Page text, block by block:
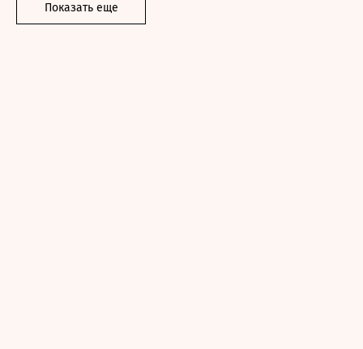
Показать еще